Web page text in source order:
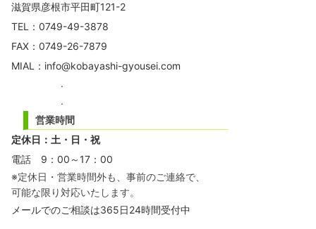
滋賀県彦根市平田町121-2
TEL：0749-49-3878
FAX：0749-26-7879
MIAL： info@kobayashi-gyousei.com
.
.
営業時間
定休日：土・日・祝
電話 9：00～17：00
※定休日・営業時間外も、事前のご連絡で、
可能な限り対応いたします。
メールでのご相談は365日24時間受付中